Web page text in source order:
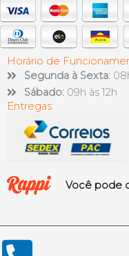
Horário de
Segunda à Sexta:
Sábado: 09h às 12h
Entregas
Você pode